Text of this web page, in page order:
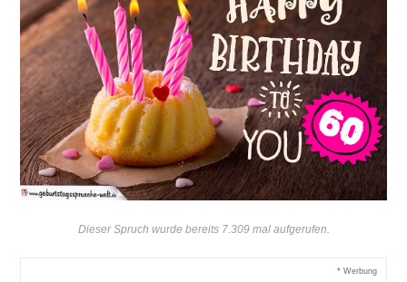
Dieser Spruch wurde bereits 7.309 mal aufgerufen.
* Werbung